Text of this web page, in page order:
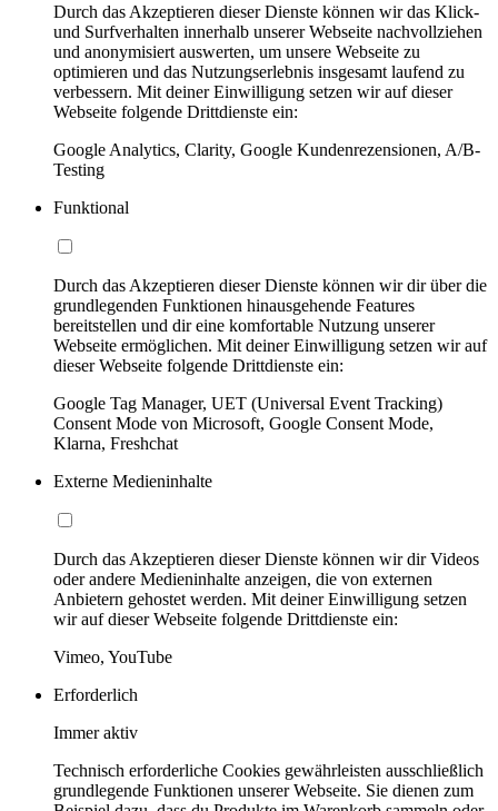
Durch das Akzeptieren dieser Dienste können wir das Klick-
und Surfverhalten innerhalb unserer Webseite nachvollziehen
und anonymisiert auswerten, um unsere Webseite zu
optimieren und das Nutzungserlebnis insgesamt laufend zu
verbessern. Mit deiner Einwilligung setzen wir auf dieser
Webseite folgende Drittdienste ein:
Google Analytics, Clarity, Google Kundenrezensionen, A/B-
Testing
Funktional
Durch das Akzeptieren dieser Dienste können wir dir über die
grundlegenden Funktionen hinausgehende Features
bereitstellen und dir eine komfortable Nutzung unserer
Webseite ermöglichen. Mit deiner Einwilligung setzen wir auf
dieser Webseite folgende Drittdienste ein:
Google Tag Manager, UET (Universal Event Tracking)
Consent Mode von Microsoft, Google Consent Mode,
Klarna, Freshchat
Externe Medieninhalte
Durch das Akzeptieren dieser Dienste können wir dir Videos
oder andere Medieninhalte anzeigen, die von externen
Anbietern gehostet werden. Mit deiner Einwilligung setzen
wir auf dieser Webseite folgende Drittdienste ein:
Vimeo, YouTube
Erforderlich
Immer aktiv
Technisch erforderliche Cookies gewährleisten ausschließlich
grundlegende Funktionen unserer Webseite. Sie dienen zum